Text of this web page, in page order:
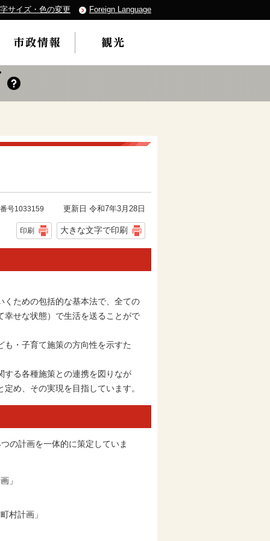
サイズ・色の変更 Foreign Language
号1033159 更新日 令和7年3月28日
印刷 大きな文字で印刷
ための包括的な基本法で、全ての
幸せな状態）で生活を送ることがで
・子育て施策の方向性を示すた
る各種施策との連携を図りなが
め、その実現を目指しています。
の計画を一体的に策定していま
」
村計画」